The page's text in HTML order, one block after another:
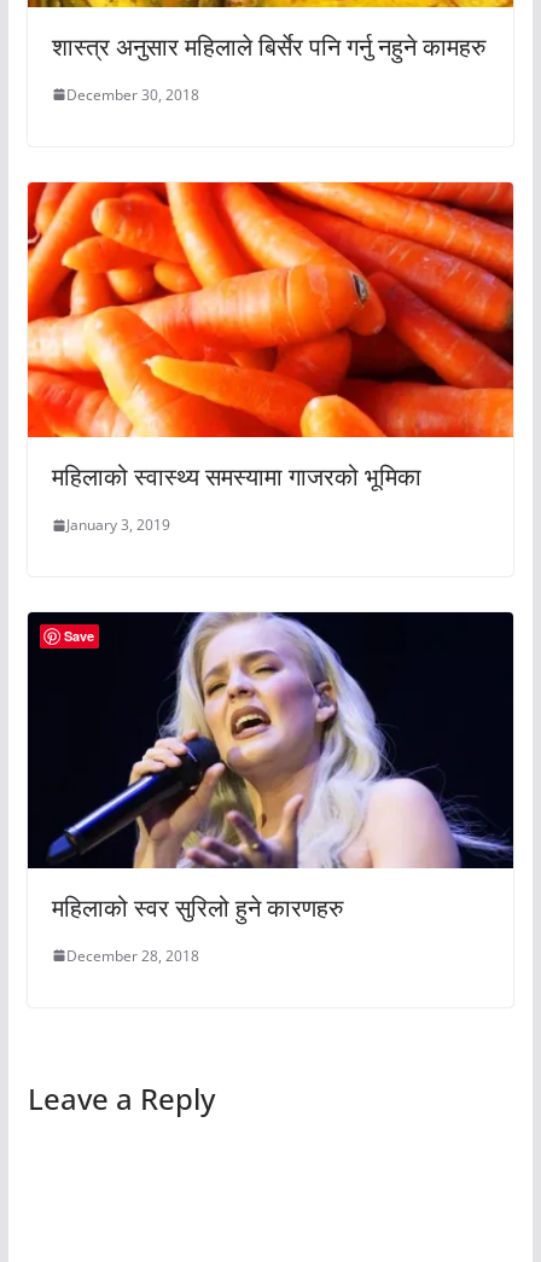
शास्त्र अनुसार महिलाले बिर्सेर पनि गर्नु नहुने कामहरु
December 30, 2018
महिलाको स्वास्थ्य समस्यामा गाजरको भूमिका
January 3, 2019
महिलाको स्वर सुरिलो हुने कारणहरु
December 28, 2018
Leave a Reply
Save